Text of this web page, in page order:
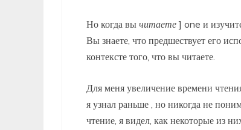
Но когда вы читаете] one и
Вы знаете, что предшествует его
контексте того, что вы читаете.
Для меня увеличение времени
я узнал раньше , но никогда не
чтение, я видел, как некоторые из